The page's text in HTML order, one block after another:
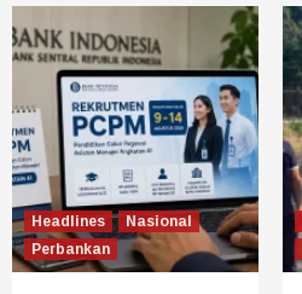
Headlines
Nasional
Perbankan